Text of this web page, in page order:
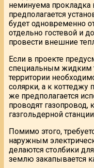
неминуема прокладка
предполагается
будет одновременно
отдельно гостевой и
провести внешние
Если в проекте
специальным жидким
территории
солярки, а к коттеджу
же предполагается
проводят газопровод,
газгольдерной
Помимо этого,
наружным
делаются столбики
землю закапывается